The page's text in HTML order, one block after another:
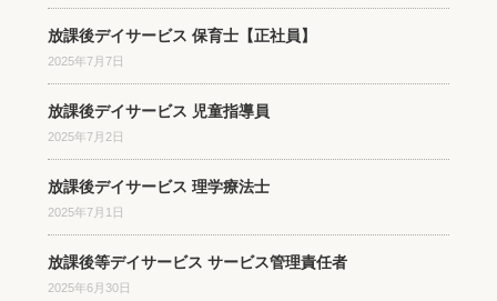
放課後デイサービス 保育士【正社員】
2025年7月7日
放課後デイサービス 児童指導員
2025年7月2日
放課後デイサービス 理学療法士
2025年7月1日
放課後等デイサービス サービス管理責任者
2025年6月30日